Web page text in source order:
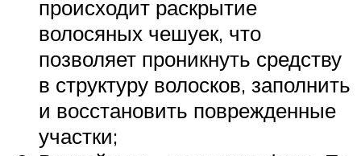
происходит раскрытие
волосяных чешуек, что
позволяет проникнуть средству
в структуру волосков, заполнить
и восстановить поврежденные
участки;